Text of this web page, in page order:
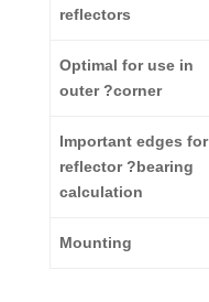
reflectors
Optimal for use in
outer ?corner
Important edges for
reflector ?bearing
calculation
Mounting